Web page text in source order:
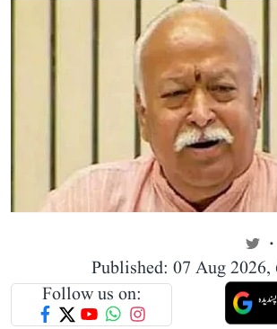
Published: 07 Aug
Follow us on: